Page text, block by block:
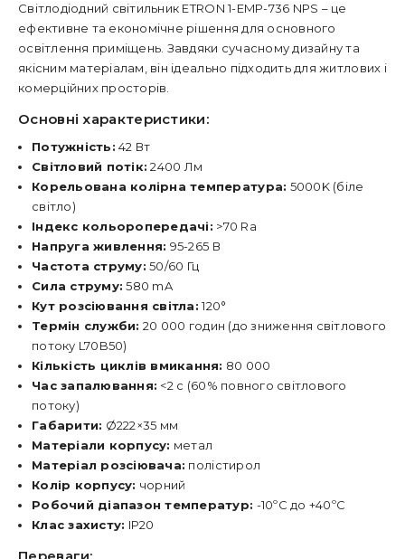
Світлодіодний світильник ETRON 1-EMP-736 NPS – це
ефективне та економічне рішення для основного
освітлення приміщень. Завдяки сучасному дизайну та
якісним матеріалам, він ідеально підходить для житлових і
комерційних просторів.
Основні характеристики:
Потужність: 42 Вт
Світловий потік: 2400 Лм
Корельована колірна температура: 5000K (біле
світло)
Індекс кольоропередачі: >70 Ra
Напруга живлення: 95-265 В
Частота струму: 50/60 Гц
Сила струму: 580 mA
Кут розсіювання світла: 120°
Термін служби: 20 000 годин (до зниження світлового
потоку L70B50)
Кількість циклів вмикання: 80 000
Час запалювання: <2 с (60% повного світлового
потоку)
Габарити: Ø222×35 мм
Матеріали корпусу: метал
Матеріал розсіювача: полістирол
Колір корпусу: чорний
Робочий діапазон температур: -10ºC до +40ºC
Клас захисту: IP20